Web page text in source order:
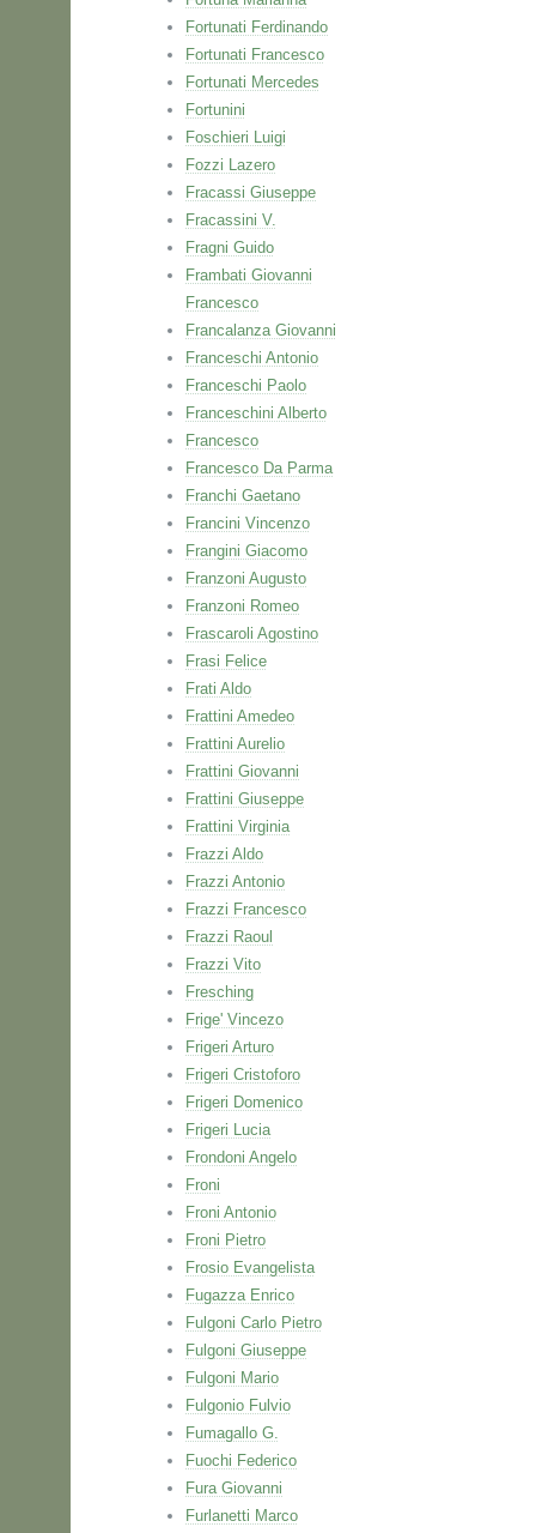
Fortunati Ferdinando
Fortunati Francesco
Fortunati Mercedes
Fortunini
Foschieri Luigi
Fozzi Lazero
Fracassi Giuseppe
Fracassini V.
Fragni Guido
Frambati Giovanni
Francesco
Francalanza Giovanni
Franceschi Antonio
Franceschi Paolo
Franceschini Alberto
Francesco
Francesco Da Parma
Franchi Gaetano
Francini Vincenzo
Frangini Giacomo
Franzoni Augusto
Franzoni Romeo
Frascaroli Agostino
Frasi Felice
Frati Aldo
Frattini Amedeo
Frattini Aurelio
Frattini Giovanni
Frattini Giuseppe
Frattini Virginia
Frazzi Aldo
Frazzi Antonio
Frazzi Francesco
Frazzi Raoul
Frazzi Vito
Fresching
Frige' Vincezo
Frigeri Arturo
Frigeri Cristoforo
Frigeri Domenico
Frigeri Lucia
Frondoni Angelo
Froni
Froni Antonio
Froni Pietro
Frosio Evangelista
Fugazza Enrico
Fulgoni Carlo Pietro
Fulgoni Giuseppe
Fulgoni Mario
Fulgonio Fulvio
Fumagallo G.
Fuochi Federico
Fura Giovanni
Furlanetti Marco